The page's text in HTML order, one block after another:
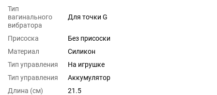
Тип
вагинального
вибратора
Для точки G
Присоска
Без присоски
Материал
Силикон
Тип управления
На игрушке
Тип управления
Аккумулятор
Длина (см)
21.5